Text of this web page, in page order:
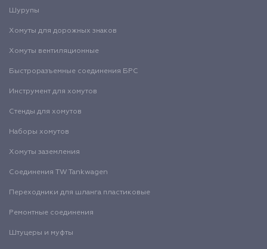
Шурупы
Хомуты для дорожных знаков
Хомуты вентиляционные
Быстроразъемные соединения БРС
Инструмент для хомутов
Стенды для хомутов
Наборы хомутов
Хомуты заземления
Соединения TW Tankwagen
Переходники для шланга пластиковые
Ремонтные соединения
Штуцеры и муфты